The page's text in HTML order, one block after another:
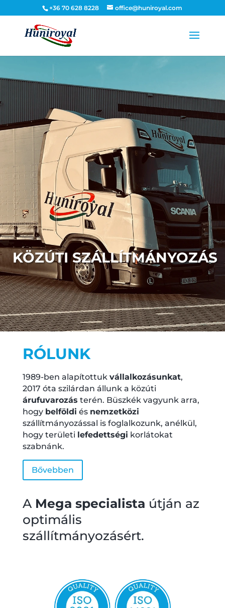
+36 70 628 8228 office@huniroyal.com
KÖZÚTI SZÁLLÍTMÁNYOZÁS
RÓLUNK
1989-ben alapítottuk vállalkozásunkat,
2017 óta szilárdan állunk a közúti
árufuvarozás terén. Büszkék vagyunk arra,
hogy belföldi és nemzetközi
szállítmányozással is foglalkozunk, anélkül,
hogy területi lefedettségi korlátokat
szabnánk.
Bővebben
A Mega specialista útján az
optimális
szállítmányozásért.